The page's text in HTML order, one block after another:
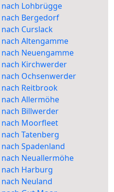
Lohbrügge
Bergedorf
Curslack
Altengamme
Neuengamme
Kirchwerder
Ochsenwerder
Reitbrook
Allermöhe
Billwerder
Moorfleet
Tatenberg
Spadenland
Neuallermöhe
Harburg
Neuland